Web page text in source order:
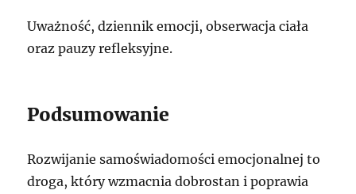
Uważność, dziennik emocji, obserwacja ciała
oraz pauzy refleksyjne.
Podsumowanie
Rozwijanie samoświadomości emocjonalnej to
droga, który wzmacnia dobrostan i poprawia